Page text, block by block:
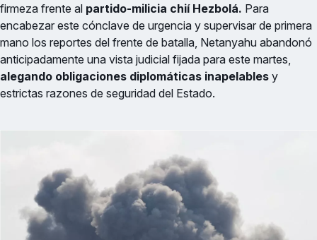
firmeza frente al partido-milicia chií Hezbolá. Para
encabezar este cónclave de urgencia y supervisar de primera
mano los reportes del frente de batalla, Netanyahu abandonó
anticipadamente una vista judicial fijada para este martes,
alegando obligaciones diplomáticas inapelables y
estrictas razones de seguridad del Estado.